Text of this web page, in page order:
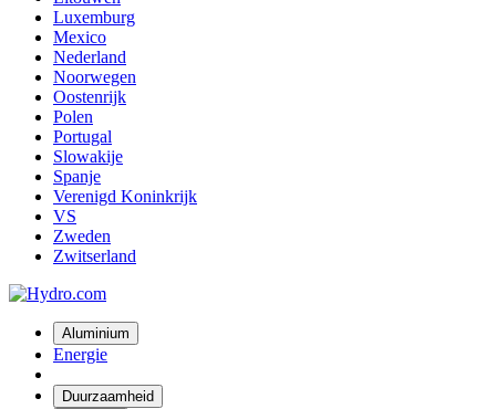
Luxemburg
Mexico
Nederland
Noorwegen
Oostenrijk
Polen
Portugal
Slowakije
Spanje
Verenigd Koninkrijk
VS
Zweden
Zwitserland
Aluminium
Energie
Duurzaamheid